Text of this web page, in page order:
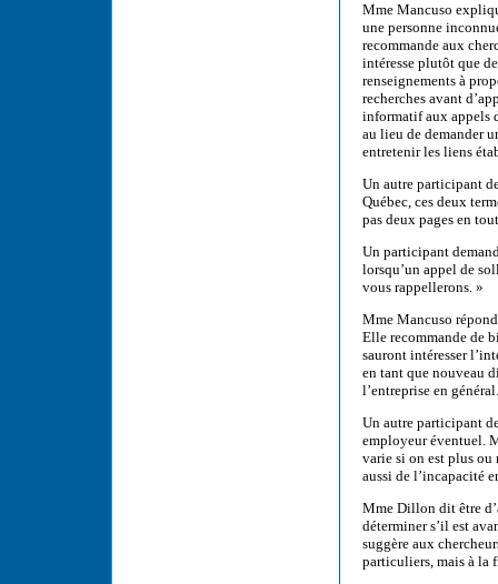
Mme Mancuso
une personne
recommande aux
intéresse plutôt que
renseignements à
recherches avant
informatif aux appels
au lieu de demander
entretenir les liens
Un autre participant
Québec, ces deux
pas deux pages en
Un participant
lorsqu’un appel de
vous rappellerons. »
Mme Mancuso
Elle recommande de
sauront intéresser
en tant que nouveau
l’entreprise en général.
Un autre participant
employeur éventuel.
varie si on est plus ou
aussi de l’incapacité
Mme Dillon dit être
déterminer s’il est
suggère aux
particuliers, mais à la